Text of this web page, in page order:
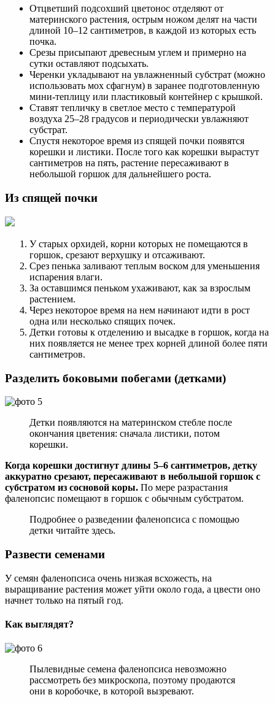
Отцветший подсохший цветонос отделяют от
материнского растения, острым ножом делят на части
длиной 10–12 сантиметров, в каждой из которых есть
почка.
Срезы присыпают древесным углем и примерно на
сутки оставляют подсыхать.
Черенки укладывают на увлажненный субстрат (можно
использовать мох сфагнум) в заранее подготовленную
мини-теплицу или пластиковый контейнер с крышкой.
Ставят тепличку в светлое место с температурой
воздуха 25–28 градусов и периодически увлажняют
субстрат.
Спустя некоторое время из спящей почки появятся
корешки и листики. После того как корешки вырастут
сантиметров на пять, растение пересаживают в
небольшой горшок для дальнейшего роста.
Из спящей почки
У старых орхидей, корни которых не помещаются в
горшок, срезают верхушку и отсаживают.
Срез пенька заливают теплым воском для уменьшения
испарения влаги.
За оставшимся пеньком ухаживают, как за взрослым
растением.
Через некоторое время на нем начинают идти в рост
одна или несколько спящих почек.
Детки готовы к отделению и высадке в горшок, когда на
них появляется не менее трех корней длиной более пяти
сантиметров.
Разделить боковыми побегами (детками)
Детки появляются на материнском стебле после
окончания цветения: сначала листики, потом
корешки.
Когда корешки достигнут длины 5–6 сантиметров, детку
аккуратно срезают, пересаживают в небольшой горшок с
субстратом из сосновой коры. По мере разрастания
фаленопсис помещают в горшок с обычным субстратом.
Подробнее о разведении фаленопсиса с помощью
детки читайте здесь.
Развести семенами
У семян фаленопсиса очень низкая всхожесть, на
выращивание растения может уйти около года, а цвести оно
начнет только на пятый год.
Как выглядят?
Пылевидные семена фаленопсиса невозможно
рассмотреть без микроскопа, поэтому продаются
они в коробочке, в которой вызревают.